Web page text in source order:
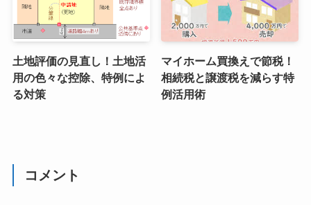
土地評価の見直し！土地活
用の色々な控除、特例によ
る対策
マイホーム買換えで節税！
相続税と譲渡税を減らす特
例活用術
コメント